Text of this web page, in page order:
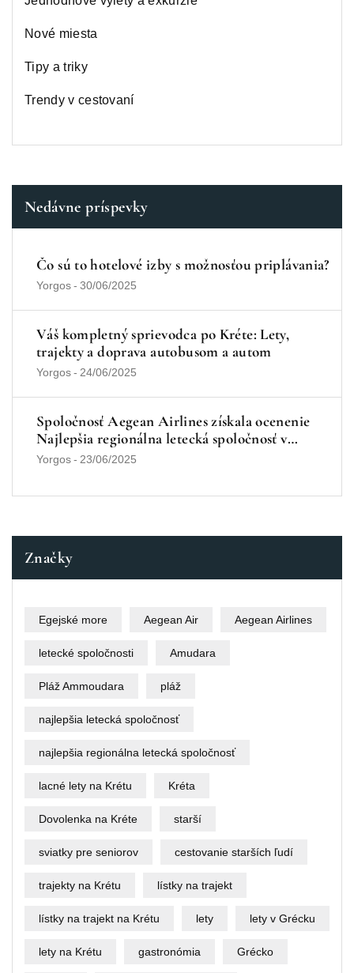
Nové miesta
Tipy a triky
Trendy v cestovaní
Nedávne príspevky
Čo sú to hotelové izby s možnosťou priplávania?
Yorgos- 30/06/2025
Váš kompletný sprievodca po Kréte: Lety,
trajekty a doprava autobusom a autom
Yorgos- 24/06/2025
Spoločnosť Aegean Airlines získala ocenenie
Najlepšia regionálna letecká spoločnosť v
Európe v roku 2025
Yorgos- 23/06/2025
Značky
Egejské more Aegean Air Aegean Airlines
letecké spoločnosti Amudara
Pláž Ammoudara pláž
najlepšia letecká spoločnosť
najlepšia regionálna letecká spoločnosť
lacné lety na Krétu Kréta
Dovolenka na Kréte starší
sviatky pre seniorov cestovanie starších ľudí
trajekty na Krétu lístky na trajekt
lístky na trajekt na Krétu lety lety v Grécku
lety na Krétu gastronómia Grécko